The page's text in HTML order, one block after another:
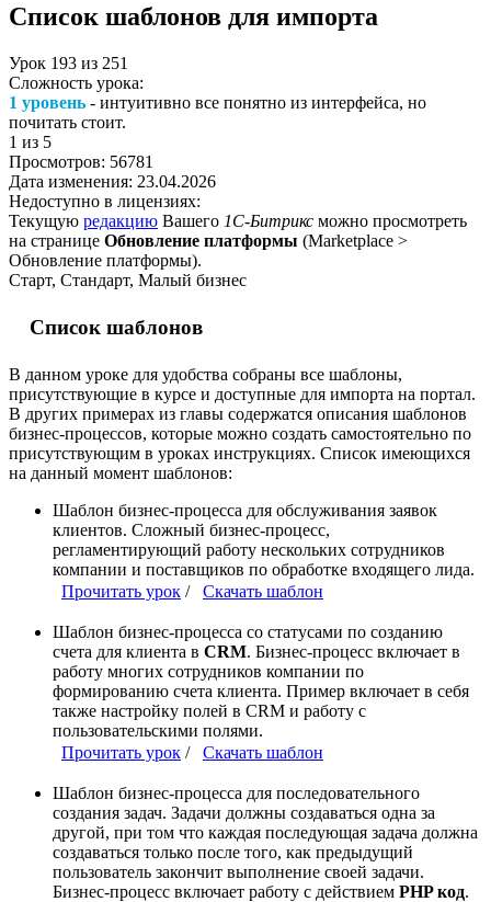
Список шаблонов для импорта
Урок 193 из 251
Сложность урока:
1 уровень - интуитивно все понятно из интерфейса, но
почитать стоит.
1 из 5
Просмотров: 56781
Дата изменения: 23.04.2026
Недоступно в лицензиях:
Текущую редакцию Вашего 1С-Битрикс можно просмотреть
на странице Обновление платформы (Marketplace >
Обновление платформы).
Старт, Стандарт, Малый бизнес
Список шаблонов
В данном уроке для удобства собраны все шаблоны,
присутствующие в курсе и доступные для импорта на портал.
В других примерах из главы содержатся описания шаблонов
бизнес-процессов, которые можно создать самостоятельно по
присутствующим в уроках инструкциях. Список имеющихся
на данный момент шаблонов:
Шаблон бизнес-процесса для обслуживания заявок
клиентов. Сложный бизнес-процесс,
регламентирующий работу нескольких сотрудников
компании и поставщиков по обработке входящего лида.
Прочитать урок / Скачать шаблон
Шаблон бизнес-процесса со статусами по созданию
счета для клиента в CRM. Бизнес-процесс включает в
работу многих сотрудников компании по
формированию счета клиента. Пример включает в себя
также настройку полей в CRM и работу с
пользовательскими полями.
Прочитать урок / Скачать шаблон
Шаблон бизнес-процесса для последовательного
создания задач. Задачи должны создаваться одна за
другой, при том что каждая последующая задача должна
создаваться только после того, как предыдущий
пользователь закончит выполнение своей задачи.
Бизнес-процесс включает работу с действием PHP код.